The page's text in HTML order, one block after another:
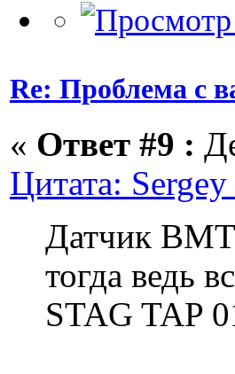
Re: Проблема с
« Ответ #9 :
Цитата:
Датчик
тогда ведь
STAG TAP